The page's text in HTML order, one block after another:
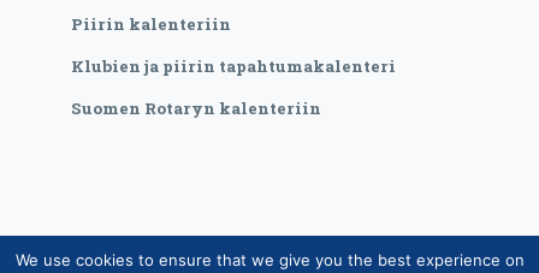
Piirin kalenteriin
Klubien ja piirin tapahtumakalenteri
Suomen Rotaryn kalenteriin
Copyright © Suomen Rotarypalvelu ry 2026 |
We use cookies to ensure that we give you the best experience on